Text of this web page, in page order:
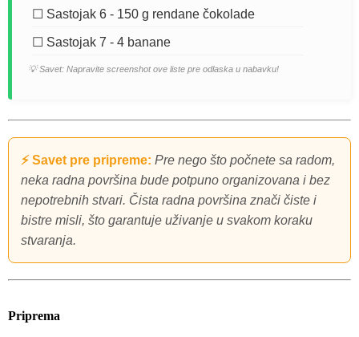
☐ Sastojak 6 - 150 g rendane čokolade
☐ Sastojak 7 - 4 banane
💡 Savet: Napravite screenshot ove liste pre odlaska u nabavku!
⚡ Savet pre pripreme: Pre nego što počnete sa radom,
neka radna površina bude potpuno organizovana i bez
nepotrebnih stvari. Čista radna površina znači čiste i
bistre misli, što garantuje uživanje u svakom koraku
stvaranja.
Priprema